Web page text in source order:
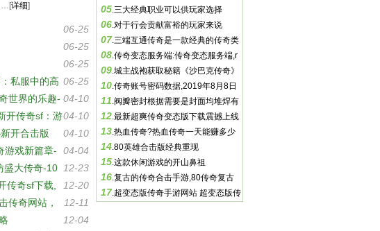
详细]
06-25
06-25
06-25
06-25
私服中的高
04-10
世界的乐趣-
04-10
开传奇sf：游
04-10
开合击版
析
04-04
游戏新篇章-
12-23
盛大传奇-10
12-20
传奇sf下载,
12-11
传奇网站，
12-04
的炫酷技能三端互通变态
05.三大经典职业可以供玩家选择
06.对于行会贡献富裕的玩家来说
07.三端互通传奇是一款经典的传奇类
手游
08.传奇变态服务端:传奇变态服务端,r
ar 文件大小:63
09.城主战袍获取秘籍《沙巴克传奇》
攻沙:沙巴克传奇手游 活动详解
10.传奇账号密码数据,2019年8月8日
11.阀瓣密封根据需要是封面均堆焊有
硬质合金
12.最新超爽传奇变态版下载震撼上线
啦
13.热血传奇?热血传奇一天能赚多少
钱 一天能赚多少钱,02年玩热血传奇到
现
14.80英雄合击版经典重现
15.这款休闲游戏的开山鼻祖
16.复古的传奇合击手游,80传奇复古
合击下!复古的传奇合击手游
17.超变态版传奇手游网站 超变态版传